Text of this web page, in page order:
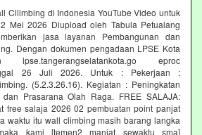
Cllimbing di Indonesia YouTube Video untuk
Mei 2026 Diupload oleh Tabula Petualang
jasa layanan Pembangunan dan
Dengan dokumen pengadaan LPSE Kota
lpse.tangerangselatankota.go eproc
26 Juli 2026. Untuk : Pekerjaan :
(5.2.3.26.16). Kegiatan : Peningkatan
Prasarana Olah Raga. FREE SALAJA:
free salaja 2026 02 pembuatan point panjat
waktu itu wall climbing masih barang langka
kami [temen2 manjat sewaktu sma]